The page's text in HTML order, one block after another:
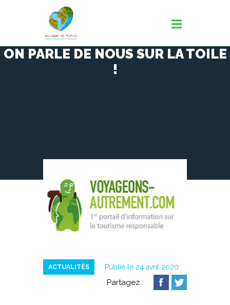
ON PARLE DE NOUS SUR LA TOILE
!
ACTUALITÉS Publié le 24 avril 2020
Partagez :